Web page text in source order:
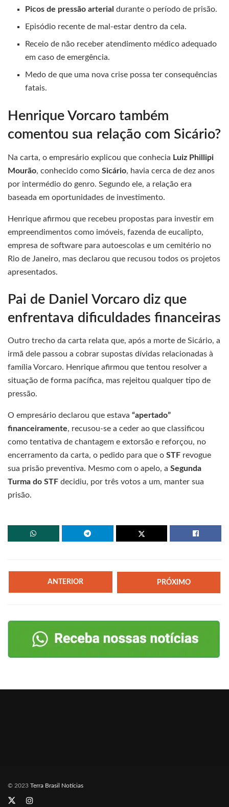
Picos de pressão arterial durante o período de prisão.
Episódio recente de mal-estar dentro da cela.
Receio de não receber atendimento médico adequado
em caso de emergência.
Medo de que uma nova crise possa ter consequências
fatais.
Henrique Vorcaro também
comentou sua relação com Sicário?
Na carta, o empresário explicou que conhecia Luiz Phillipi
Mourão, conhecido como Sicário, havia cerca de dez anos
por intermédio do genro. Segundo ele, a relação era
baseada em oportunidades de investimento.
Henrique afirmou que recebeu propostas para investir em
empreendimentos como imóveis, fazenda de eucalipto,
empresa de software para autoescolas e um cemitério no
Rio de Janeiro, mas declarou que recusou todos os projetos
apresentados.
Pai de Daniel Vorcaro diz que
enfrentava dificuldades financeiras
Outro trecho da carta relata que, após a morte de Sicário, a
irmã dele passou a cobrar supostas dívidas relacionadas à
família Vorcaro. Henrique afirmou que tentou resolver a
situação de forma pacífica, mas rejeitou qualquer tipo de
pressão.
O empresário declarou que estava “apertado”
financeiramente, recusou-se a ceder ao que classificou
como tentativa de chantagem e extorsão e reforçou, no
encerramento da carta, o pedido para que o STF revogue
sua prisão preventiva. Mesmo com o apelo, a Segunda
Turma do STF decidiu, por três votos a um, manter sua
prisão.
ANTERIOR PRÓXIMO
© 2023 Terra Brasil Notícias